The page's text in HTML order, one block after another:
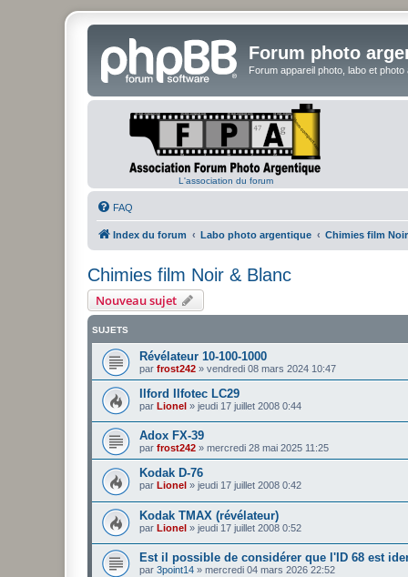
Forum photo
Forum appareil photo, labo et photo
L'association du forum
FAQ
Index du forum Labo photo argentique Chimies film
Chimies film Noir & Blanc
Nouveau sujet
SUJETS
Révélateur 10-100-1000
par frost242 » vendredi 08 mars 2024 10:47
Ilford Ilfotec LC29
par Lionel » jeudi 17 juillet 2008 0:44
Adox FX-39
par frost242 » mercredi 28 mai 2025 11:25
Kodak D-76
par Lionel » jeudi 17 juillet 2008 0:42
Kodak TMAX (révélateur)
par Lionel » jeudi 17 juillet 2008 0:52
Est il possible de considérer que l'ID 68 est
par 3point14 » mercredi 04 mars 2026 22:52